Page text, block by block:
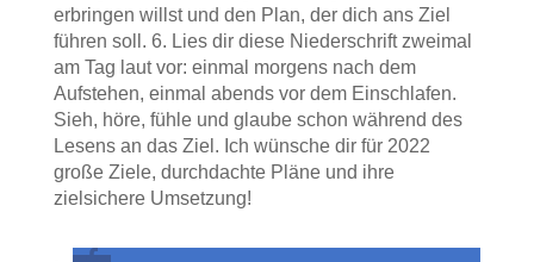
erbringen willst und den Plan, der dich ans Ziel
führen soll. 6. Lies dir diese Niederschrift zweimal
am Tag laut vor: einmal morgens nach dem
Aufstehen, einmal abends vor dem Einschlafen.
Sieh, höre, fühle und glaube schon während des
Lesens an das Ziel. Ich wünsche dir für 2022
große Ziele, durchdachte Pläne und ihre
zielsichere Umsetzung!